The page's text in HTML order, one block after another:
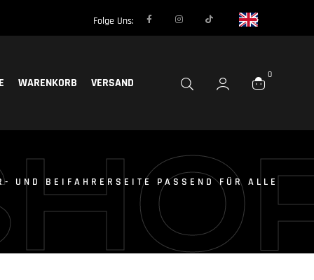
Folge Uns:
WARENKORB VERSAND
0
UND BEIFAHRERSEITE PASSEND FÜR ALLE